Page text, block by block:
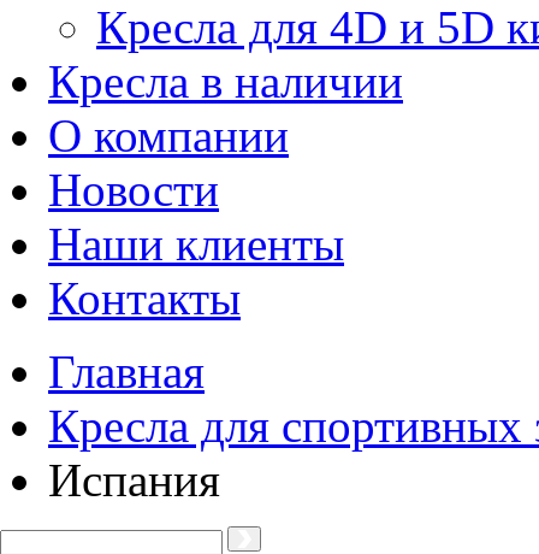
Кресла для 4D и 5D
Кресла в наличии
О компании
Новости
Наши клиенты
Контакты
Главная
Кресла для спортивных
Испания